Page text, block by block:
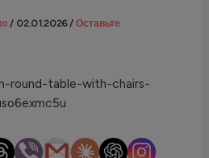
/ 02.01.2026/Оставьте